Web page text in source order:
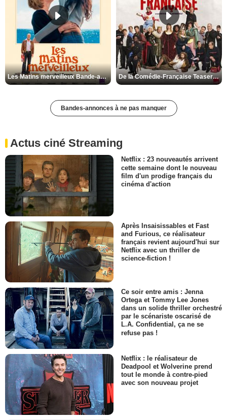
Les Matins merveilleux Bande-annonce VF De la Comédie-Française Teaser VF
Bandes-annonces à ne pas manquer
Actus ciné Streaming
Netflix : 23 nouveautés arrivent
cette semaine dont le nouveau
film d'un prodige français du
cinéma d'action
Après Insaisissables et Fast
and Furious, ce réalisateur
français revient aujourd'hui sur
Netflix avec un thriller de
science-fiction !
Ce soir entre amis : Jenna
Ortega et Tommy Lee Jones
dans un solide thriller orchestré
par le scénariste oscarisé de
L.A. Confidential, ça ne se
refuse pas !
Netflix : le réalisateur de
Deadpool et Wolverine prend
tout le monde à contre-pied
avec son nouveau projet